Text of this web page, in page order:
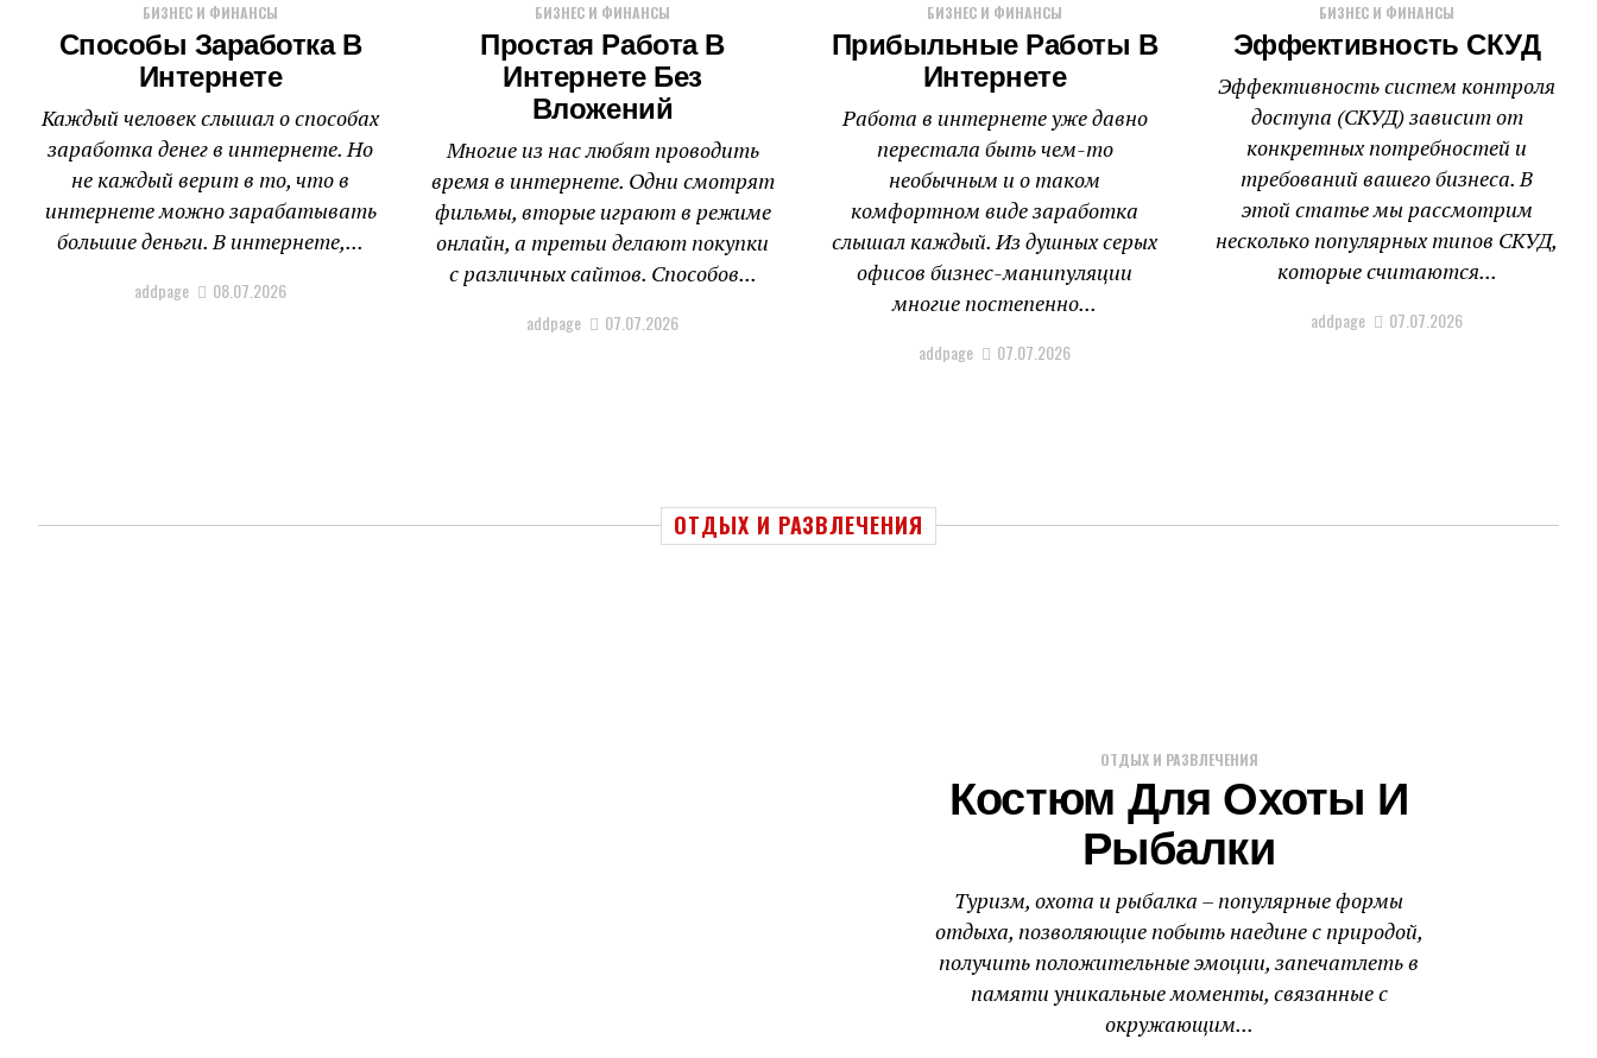
БИЗНЕС И ФИНАНСЫ
Способы Заработка В
Интернете
Каждый человек слышал о способах
заработка денег в интернете. Но
не каждый верит в то, что в
интернете можно зарабатывать
большие деньги. В интернете,...
addpage 08.07.2026
БИЗНЕС И ФИНАНСЫ
Простая Работа В
Интернете Без
Вложений
Многие из нас любят проводить
время в интернете. Одни смотрят
фильмы, вторые играют в режиме
онлайн, а третьи делают покупки
с различных сайтов. Способов...
addpage 07.07.2026
БИЗНЕС И ФИНАНСЫ
Прибыльные Работы В
Интернете
Работа в интернете уже давно
перестала быть чем-то
необычным и о таком
комфортном виде заработка
слышал каждый. Из душных серых
офисов бизнес-манипуляции
многие постепенно...
addpage 07.07.2026
БИЗНЕС И ФИНАНСЫ
Эффективность СКУД
Эффективность систем контроля
доступа (СКУД) зависит от
конкретных потребностей и
требований вашего бизнеса. В
этой статье мы рассмотрим
несколько популярных типов СКУД,
которые считаются...
addpage 07.07.2026
ОТДЫХ И РАЗВЛЕЧЕНИЯ
ОТДЫХ И РАЗВЛЕЧЕНИЯ
Костюм Для Охоты И
Рыбалки
Туризм, охота и рыбалка – популярные формы
отдыха, позволяющие побыть наедине с природой,
получить положительные эмоции, запечатлеть в
памяти уникальные моменты, связанные с
окружающим...